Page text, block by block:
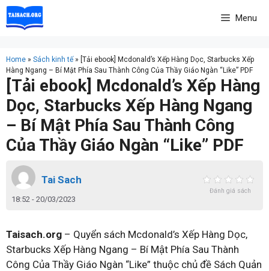
Skip
to
Menu
Home » Sách kinh tế » [Tải ebook] Mcdonald’s Xếp Hàng Dọc, Starbucks Xếp
Hàng Ngang – Bí Mật Phía Sau Thành Công Của Thầy Giáo Ngàn “Like” PDF
[Tải ebook] Mcdonald’s Xếp Hàng
Dọc, Starbucks Xếp Hàng Ngang
– Bí Mật Phía Sau Thành Công
Của Thầy Giáo Ngàn “Like” PDF
Tai Sach
18:52 - 20/03/2023
Đánh giá sách
Taisach.org – Quyển sách Mcdonald’s Xếp Hàng Dọc,
Starbucks Xếp Hàng Ngang – Bí Mật Phía Sau Thành
Công Của Thầy Giáo Ngàn “Like” thuộc chủ đề Sách Quản